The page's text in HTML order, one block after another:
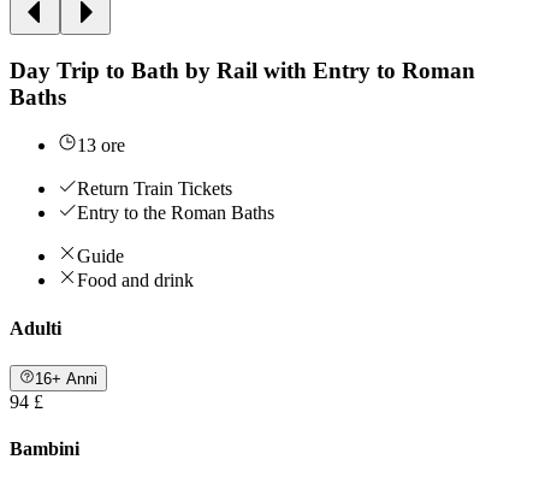
Day Trip to Bath by Rail with Entry to Roman
Baths
13 ore
Return Train Tickets
Entry to the Roman Baths
Guide
Food and drink
Adulti
16+ Anni
94 £
Bambini